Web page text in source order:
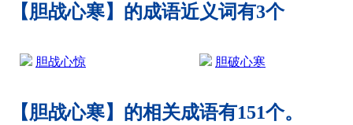
【胆战心寒】的成语近义词有3个
胆战心惊 胆破心寒
【胆战心寒】的相关成语有151个。